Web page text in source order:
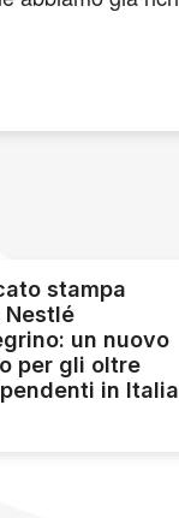
stampa
Nestlé
un nuovo
per gli oltre
in Italia